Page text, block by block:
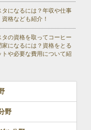
タになるには？年収や仕事
資格なども紹介！
タの資格を取ってコーヒー
家になるには？資格をとる
トや必要な費用について紹
野